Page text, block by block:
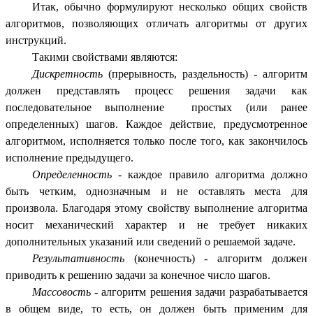
Итак, обычно формулируют несколько общих свойств
алгоритмов, позволяющих отличать алгоритмы от других
инструкций.
Такими свойствами являются:
Дискретность (прерывность, раздельность) - алгоритм
должен представлять процесс решения задачи как
последовательное выполнение простых (или ранее
определенных) шагов. Каждое действие, предусмотренное
алгоритмом, исполняется только после того, как закончилось
исполнение предыдущего.
Определенность- каждое правило алгоритма должно
быть четким, однозначным и не оставлять места для
произвола. Благодаря этому свойству выполнение алгоритма
носит механический характер и не требует никаких
дополнительных указаний или сведений о решаемой задаче.
Результативность (конечность) - алгоритм должен
приводить к решению задачи за конечное число шагов.
Массовость- алгоритм решения задачи разрабатывается
в общем виде, то есть, он должен быть применим для